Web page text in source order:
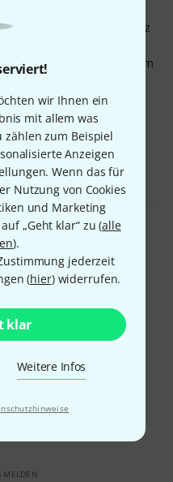
wir Ihnen ein
mit allem was
zählen zum Beispiel
Anzeigen
Wenn das für
Nutzung von Cookies
und Marketing
„Geht klar“ zu (alle
).
jederzeit
(hier) widerrufen.
klar
Weitere Infos
und Rhythm. Vor zwei
Mal überhaupt einen Satz
auf meine Ibanez
und bin seit dem vom
geht aber trotzdem im
MELDEN
begeistert
seit einiger Zeit auf
für Player denen der 9er
bei den hohen Saiten zu
Langlebigkeit absolut
MELDEN